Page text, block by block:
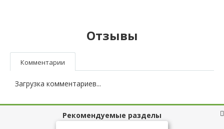
Отзывы
Комментарии
Загрузка комментариев...
Рекомендуемые разделы